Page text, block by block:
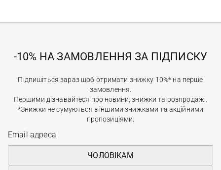
-10% НА ЗАМОВЛЕННЯ ЗА ПІДПИСКУ
Підпишіться зараз щоб отримати знижку 10%* на перше
замовлення.
Першими дізнавайтеся про новини, знижки та розпродажі.
*Знижки не сумуються з іншими знижками та акційними
пропозиціями.
ЧОЛОВІКАМ